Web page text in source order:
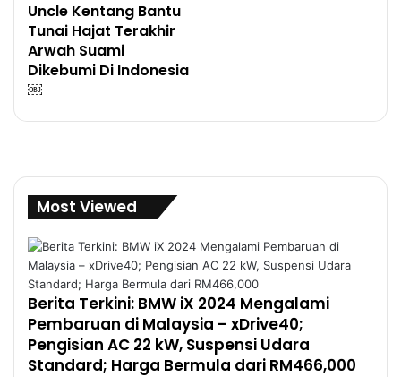
Uncle Kentang Bantu
Tunai Hajat Terakhir
Arwah Suami
Dikebumi Di Indonesia
￼
Most Viewed
Berita Terkini: BMW iX 2024 Mengalami
Pembaruan di Malaysia – xDrive40;
Pengisian AC 22 kW, Suspensi Udara
Standard; Harga Bermula dari RM466,000